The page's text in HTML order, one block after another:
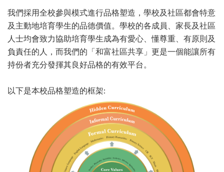
我們採用全校參與模式進行品格塑造，學校及社區都會特意
及主動地培育學生的品德價值。學校的各成員、家長及社區
人士均會致力協助培育學生成為有愛心、懂尊重、有原則及
負責任的人，而我們的「和富社區共享」更是一個能讓所有
持份者充分發揮其良好品格的有效平台。
以下是本校品格塑造的框架: